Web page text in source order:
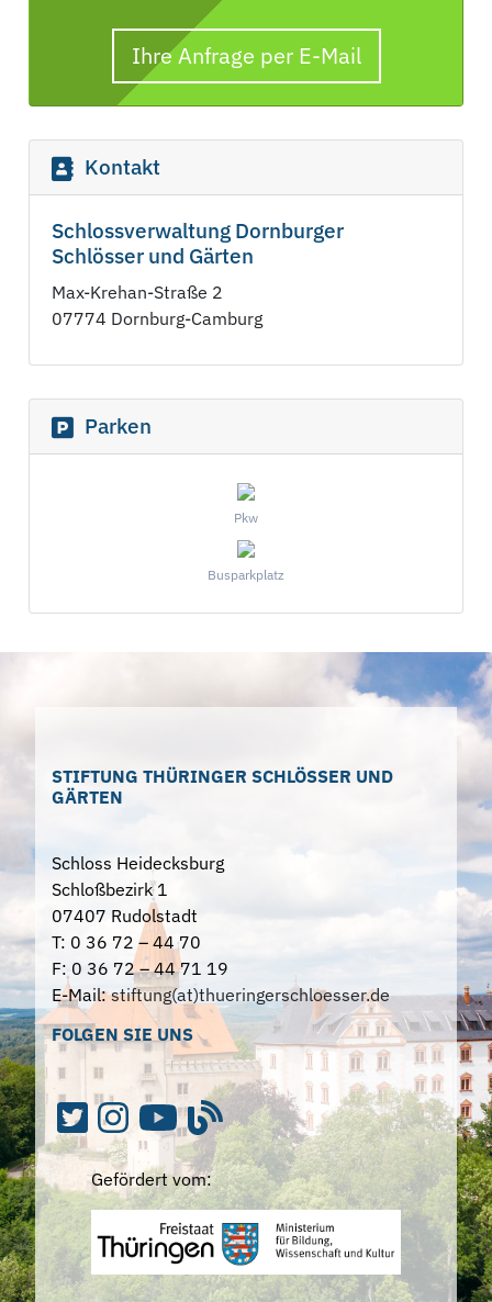
Ihre Anfrage per E-Mail
Kontakt
Schlossverwaltung Dornburger
Schlösser und Gärten
Max-Krehan-Straße 2
07774 Dornburg-Camburg
Parken
Pkw
Busparkplatz
STIFTUNG THÜRINGER SCHLÖSSER UND
GÄRTEN
Schloss Heidecksburg
Schloßbezirk 1
07407 Rudolstadt
T: 0 36 72 – 44 70
F: 0 36 72 – 44 71 19
E-Mail:stiftung(at)thueringerschloesser.de
FOLGEN SIE UNS
Gefördert vom: